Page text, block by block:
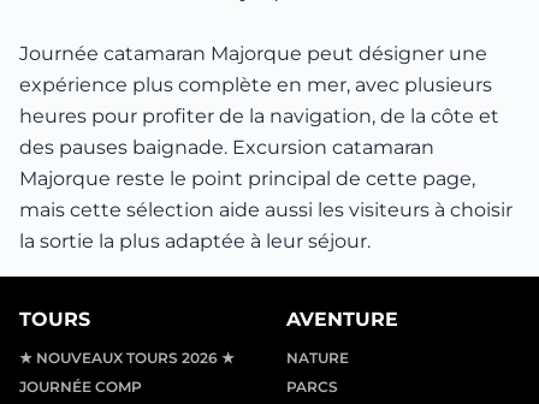
Journée catamaran Majorque peut désigner une
expérience plus complète en mer, avec plusieurs
heures pour profiter de la navigation, de la côte et
des pauses baignade. Excursion catamaran
Majorque reste le point principal de cette page,
mais cette sélection aide aussi les visiteurs à choisir
la sortie la plus adaptée à leur séjour.
TOURS
★ NOUVEAUX TOURS 2026 ★
JOURNÉE COMP
AVENTURE
NATURE
PARCS